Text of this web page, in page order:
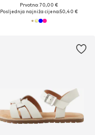
Prvotno: 70,00 €
Posljednja najniža cijena:50,40 €